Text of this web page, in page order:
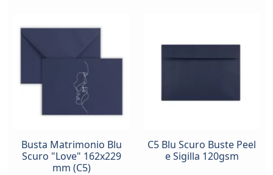
Busta Matrimonio Blu
Scuro "Love" 162x229
mm (C5)
C5 Blu Scuro Buste Peel
e Sigilla 120gsm